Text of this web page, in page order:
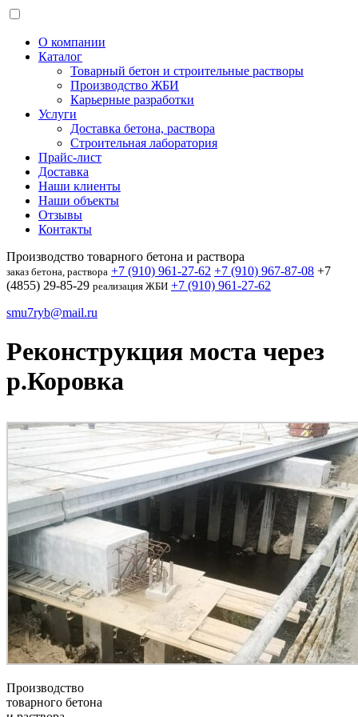
О компании
Каталог
Товарный бетон и строительные растворы
Производство ЖБИ
Карьерные разработки
Услуги
Доставка бетона, раствора
Строительная лаборатория
Прайс-лист
Доставка
Наши клиенты
Наши объекты
Отзывы
Контакты
Производство товарного бетона и раствора
заказ бетона, раствора +7 (910) 961-27-62 +7 (910) 967-87-08 +7
(4855) 29-85-29 реализация ЖБИ +7 (910) 961-27-62
smu7ryb@mail.ru
Реконструкция моста через
р.Коровка
Производство
товарного бетона